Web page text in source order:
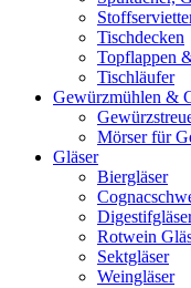
Tischdecken
Topflappen
Tischläufer
Gewürzmühlen &
Mörser für
Gläser
Biergläser
Rotwein
Sektgläser
Weingläser